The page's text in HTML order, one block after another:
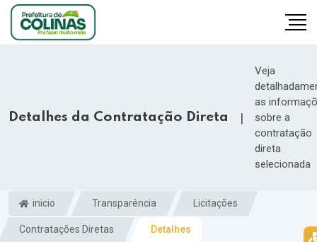
Detalhes da Contratação Direta |
Veja
as
sobre a
contratação
direta
selecionada
inicio Transparência Licitações
Contratações Diretas Detalhes